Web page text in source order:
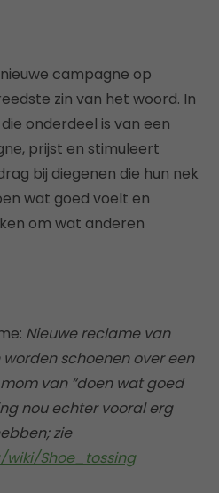
campagne op
zin van het woord. In
onderdeel is van een
prijst en stimuleert
bij diegenen die hun nek
wat goed voelt en
om wat anderen
Nieuwe reclame van
worden schoenen over een
van “doen wat goed
nou echter vooral erg
zie
Shoe_tossing